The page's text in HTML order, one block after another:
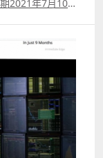
2021年7月10
如何利用
股票期權每月
接證券行
或電郵